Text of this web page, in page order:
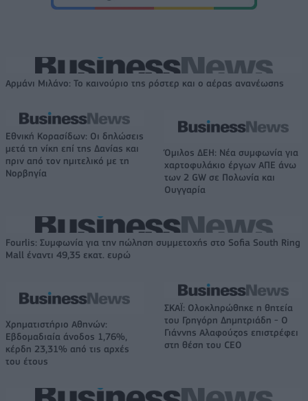
Αρμάνι Μιλάνο: Το καινούριο της ρόστερ και ο αέρας ανανέωσης
Εθνική Κορασίδων: Οι δηλώσεις
μετά τη νίκη επί της Δανίας και
πριν από τον ημιτελικό με τη
Νορβηγία
Όμιλος ΔΕΗ: Νέα συμφωνία για
χαρτοφυλάκιο έργων ΑΠΕ άνω
των 2 GW σε Πολωνία και
Ουγγαρία
Fourlis: Συμφωνία για την πώληση συμμετοχής στο Sofia South Ring
Mall έναντι 49,35 εκατ. ευρώ
Χρηματιστήριο Αθηνών:
Εβδομαδιαία άνοδος 1,76%,
κέρδη 23,31% από τις αρχές
του έτους
ΣΚΑΪ: Ολοκληρώθηκε η θητεία
του Γρηγόρη Δημητριάδη - Ο
Γιάννης Αλαφούζος επιστρέφει
στη θέση του CEO